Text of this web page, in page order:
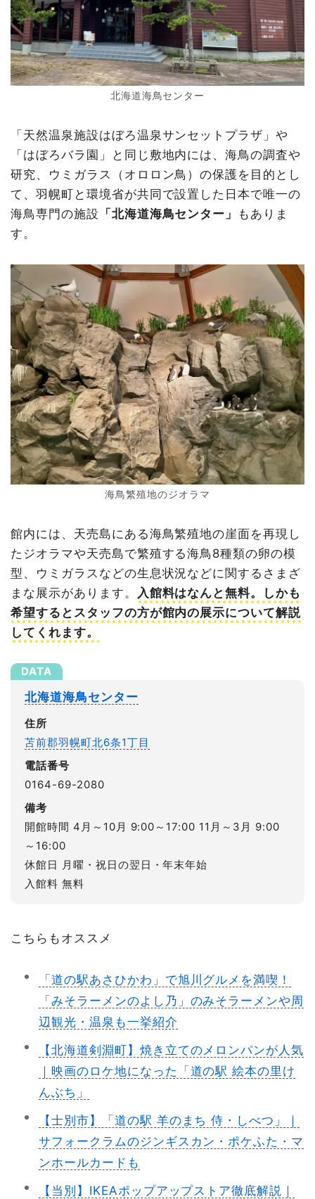
北海道海鳥センター
「天然温泉施設はぼろ温泉サンセットプラザ」や
「はぼろバラ園」と同じ敷地内には、海鳥の調査や
研究、ウミガラス（オロロン鳥）の保護を目的とし
て、羽幌町と環境省が共同で設置した日本で唯一の
海鳥専門の施設 「北海道海鳥センター」
もありま
す。
海鳥繁殖地のジオラマ
館内には、天売島にある海鳥繁殖地の崖面を再現し
たジオラマや天売島で繁殖する海鳥8種類の卵の模
型、ウミガラスなどの生息状況などに関するさまざ
まな展示があります。
入館料はなんと無料。しかも
希望するとスタッフの方が館内の展示について解説
してくれます。
北海道海鳥センター
住所
苫前郡羽幌町北6条1丁目
電話番号
0164-69-2080
備考
開館時間 4月～10月 9:00～17:00 11月～3月 9:00
～16:00
休館日 月曜・祝日の翌日・年末年始
入館料 無料
こちらもオススメ
「道の駅あさひかわ」で旭川グルメを満喫！
「みそラーメンのよし乃」のみそラーメンや周
辺観光・温泉も一挙紹介
【北海道剣淵町】焼き立てのメロンパンが人気
｜映画のロケ地になった「道の駅 絵本の里け
んぶち」
【士別市】「道の駅 羊のまち 侍・しべつ」｜
サフォークラムのジンギスカン・ポケふた・マ
ンホールカードも
【当別】IKEAポップアップストア徹底解説｜